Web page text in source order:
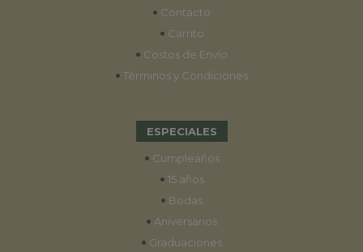
• Contacto
• Carrito
• Costos de Envío
• Términos y Condiciones
ESPECIALES
• Cumpleaños
• 15 años
• Bodas
• Aniversarios
• Graduaciones